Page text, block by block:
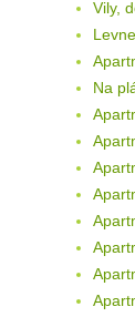
Vily,
Na